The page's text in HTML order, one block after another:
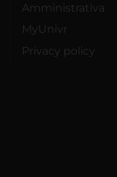
Amministrativa
MyUnivr
Privacy policy